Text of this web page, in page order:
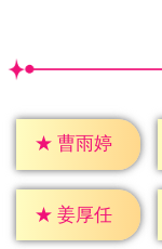
★ 曹雨婷
★ 姜厚任